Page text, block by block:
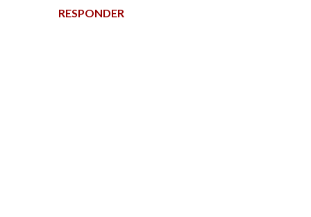
RESPONDER